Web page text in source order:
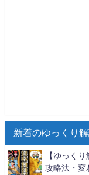
新着のゆっくり
【ゆっく
攻略法・変